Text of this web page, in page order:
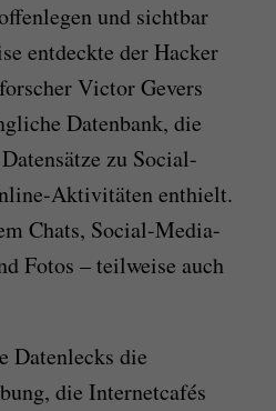
und sichtbar
entdeckte der Hacker
Victor Gevers
Datenbank, die
zu Social-
Aktivitäten enthielt.
Chats, Social-Media-
Fotos – teilweise auch
Datenlecks die
die Internetcafés